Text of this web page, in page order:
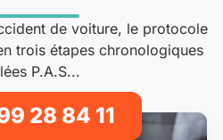
de voiture, le protocole
trois étapes chronologiques
P.A.S...
28 84 11